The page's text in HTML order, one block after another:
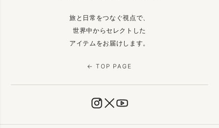
旅と日常をつなぐ視点で、
世界中からセレクトした
アイテムをお届けします。
← TOP PAGE